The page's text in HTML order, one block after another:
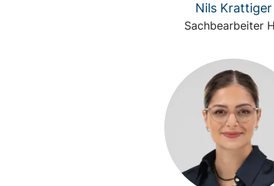
Nils Krattiger
Sachbearbeiter